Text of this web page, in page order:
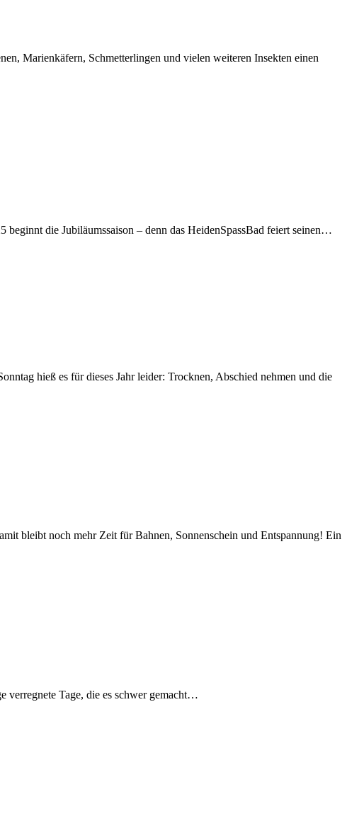
Marienkäfern, Schmetterlingen und vielen weiteren Insekten einen
die Jubiläumssaison – denn das HeidenSpassBad feiert seinen…
hieß es für dieses Jahr leider: Trocknen, Abschied nehmen und die
bleibt noch mehr Zeit für Bahnen, Sonnenschein und Entspannung! Ein
verregnete Tage, die es schwer gemacht…